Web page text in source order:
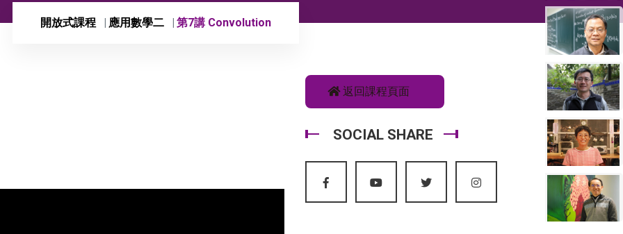
開放式課程 應用數學二 第7講 Convolution
返回課程頁面
SOCIAL SHARE